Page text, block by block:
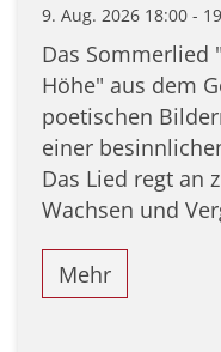
9. Aug. 2026 18:00 -
Das Sommerlied
Höhe" aus dem
poetischen
einer
Das Lied regt an
Wachsen und
Mehr